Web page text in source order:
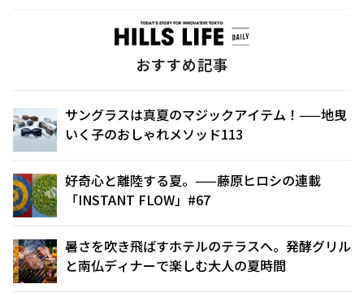
おすすめ記事
サングラスは真夏のマジックアイテム！——地曳
いく子のおしゃれメソッド113
好奇心と離陸する夏。——藤原ヒロシの連載
「INSTANT FLOW」#67
暑さを吹き飛ばすホテルのテラスへ。発酵グリル
と南仏ディナーで楽しむ大人の夏時間